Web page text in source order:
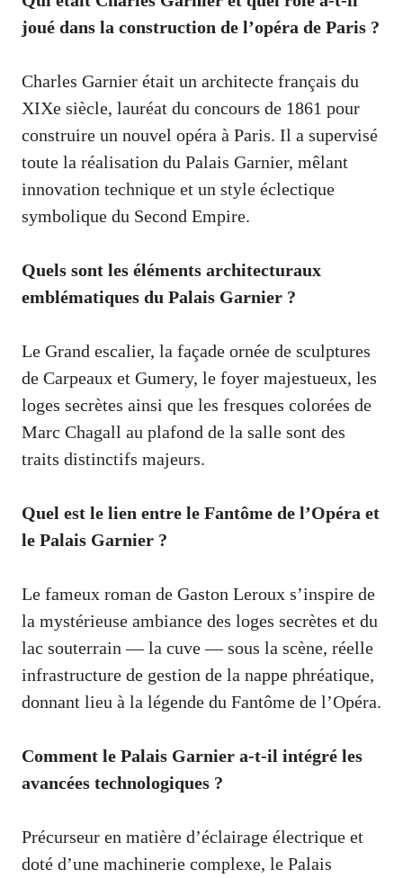
joué dans la construction de l’opéra de Paris ?
Charles Garnier était un architecte français du
XIXe siècle, lauréat du concours de 1861 pour
construire un nouvel opéra à Paris. Il a supervisé
toute la réalisation du Palais Garnier, mêlant
innovation technique et un style éclectique
symbolique du Second Empire.
Quels sont les éléments architecturaux
emblématiques du Palais Garnier ?
Le Grand escalier, la façade ornée de sculptures
de Carpeaux et Gumery, le foyer majestueux, les
loges secrètes ainsi que les fresques colorées de
Marc Chagall au plafond de la salle sont des
traits distinctifs majeurs.
Quel est le lien entre le Fantôme de l’Opéra et
le Palais Garnier ?
Le fameux roman de Gaston Leroux s’inspire de
la mystérieuse ambiance des loges secrètes et du
lac souterrain — la cuve — sous la scène, réelle
infrastructure de gestion de la nappe phréatique,
donnant lieu à la légende du Fantôme de l’Opéra.
Comment le Palais Garnier a-t-il intégré les
avancées technologiques ?
Précurseur en matière d’éclairage électrique et
doté d’une machinerie complexe, le Palais